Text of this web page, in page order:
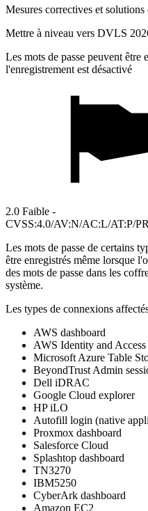
Mesures correctives et
Mettre à niveau vers DVLS
Les mots de passe peuvent être
l'enregistrement est désactivé
2.0 Faible -
CVSS:4.0/AV:N/AC:L/AT:P/
Les mots de passe de certains
être enregistrés même lorsque
des mots de passe dans les
système.
Les types de connexions
AWS dashboard
AWS Identity and
Microsoft Azure Table
BeyondTrust Admin
Dell iDRAC
Google Cloud explorer
HP iLO
Autofill login (native
Proxmox dashboard
Salesforce Cloud
Splashtop dashboard
TN3270
IBM5250
CyberArk dashboard
Amazon EC2